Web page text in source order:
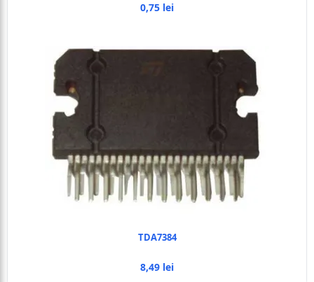
0,75 lei
TDA7384
8,49 lei